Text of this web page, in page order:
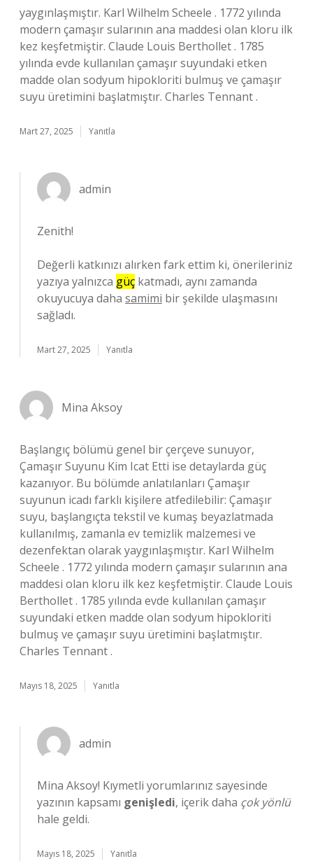
yaygınlaşmıştır. Karl Wilhelm Scheele . 1772 yılında
modern çamaşır sularının ana maddesi olan kloru ilk
kez keşfetmiştir. Claude Louis Berthollet . 1785
yılında evde kullanılan çamaşır suyundaki etken
madde olan sodyum hipokloriti bulmuş ve çamaşır
suyu üretimini başlatmıştır. Charles Tennant .
Mart 27, 2025 Yanıtla
admin
Zenith!
Değerli katkınızı alırken fark ettim ki, önerileriniz
yazıya yalnızca güç katmadı, aynı zamanda
okuyucuya daha samimi bir şekilde ulaşmasını
sağladı.
Mart 27, 2025 Yanıtla
Mina Aksoy
Başlangıç bölümü genel bir çerçeve sunuyor,
Çamaşır Suyunu Kim Icat Etti ise detaylarda güç
kazanıyor. Bu bölümde anlatılanları Çamaşır
suyunun icadı farklı kişilere atfedilebilir: Çamaşır
suyu, başlangıçta tekstil ve kumaş beyazlatmada
kullanılmış, zamanla ev temizlik malzemesi ve
dezenfektan olarak yaygınlaşmıştır. Karl Wilhelm
Scheele . 1772 yılında modern çamaşır sularının ana
maddesi olan kloru ilk kez keşfetmiştir. Claude Louis
Berthollet . 1785 yılında evde kullanılan çamaşır
suyundaki etken madde olan sodyum hipokloriti
bulmuş ve çamaşır suyu üretimini başlatmıştır.
Charles Tennant .
Mayıs 18, 2025 Yanıtla
admin
Mina Aksoy! Kıymetli yorumlarınız sayesinde
yazının kapsamı genişledi, içerik daha çok yönlü
hale geldi.
Mayıs 18, 2025 Yanıtla